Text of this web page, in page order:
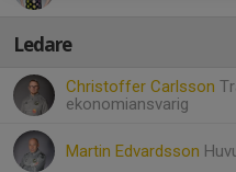
Ledare
Christoffer Carlsson
ekonomiansvarig
Martin Edvardsson